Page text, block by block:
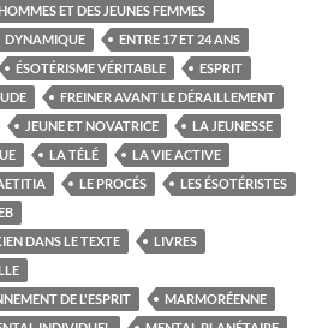
ET DES JEUNES FEMMES
DYNAMIQUE
ENTRE 17 ET 24 ANS
ÉSOTÉRISME VÉRITABLE
ESPRIT
FREINER AVANT LE DÉRAILLEMENT
JEUNE ET NOVATRICE
LA JEUNESSE
LA TÉLÉ
LA VIE ACTIVE
LE PROCÉS
LES ÉSOTÉRISTES
DANS LE TEXTE
LIVRES
DE L'ESPRIT
MARMORÉENNE